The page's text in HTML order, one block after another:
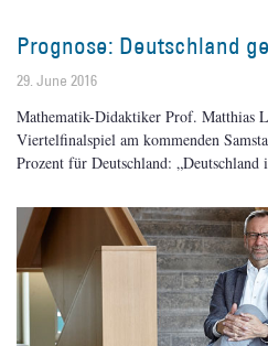
Prognose: Deutschland
29. June 2016
Mathematik-Didaktiker Prof. Matthias
Viertelfinalspiel am kommenden
Prozent für Deutschland: „Deutschland